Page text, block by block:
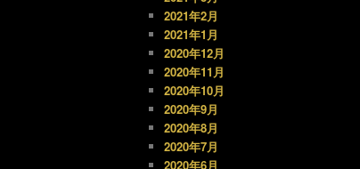
2021年2月
2021年1月
2020年12月
2020年11月
2020年10月
2020年9月
2020年8月
2020年7月
2020年6月